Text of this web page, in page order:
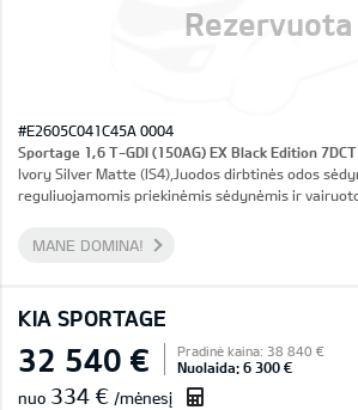
Rezervuota
#E2605C041C45A 0004
Sportage 1,6 T-GDI (150AG) EX Black Edition
Ivory Silver Matte (IS4),Juodos dirbtinės odos
reguliuojamomis priekinėmis sėdynėmis ir
MANE DOMINA!
KIA SPORTAGE
32 540 € Pradinė kaina: 38 840 €
Nuolaida: 6 300 €
nuo 334 € /mėnesį